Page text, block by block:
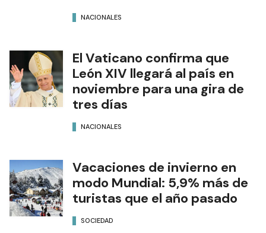
NACIONALES
El Vaticano confirma que
León XIV llegará al país en
noviembre para una gira de
tres días
NACIONALES
Vacaciones de invierno en
modo Mundial: 5,9% más de
turistas que el año pasado
SOCIEDAD